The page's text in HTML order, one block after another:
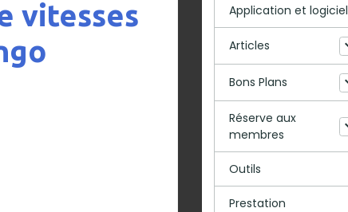
vitesses
Application et logiciel
Articles
Bons Plans
Réserve aux
membres
Outils
Prestation